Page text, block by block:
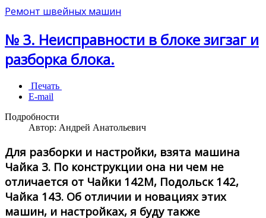
Ремонт швейных машин
№ 3. Неисправности в блоке зигзаг и
разборка блока.
Печать
E-mail
Подробности
Автор: Андрей Анатольевич
Для разборки и настройки, взята машина
Чайка 3. По конструкции она ни чем не
отличается от Чайки 142М, Подольск 142,
Чайка 143. Об отличии и новациях этих
машин, и настройках, я буду также